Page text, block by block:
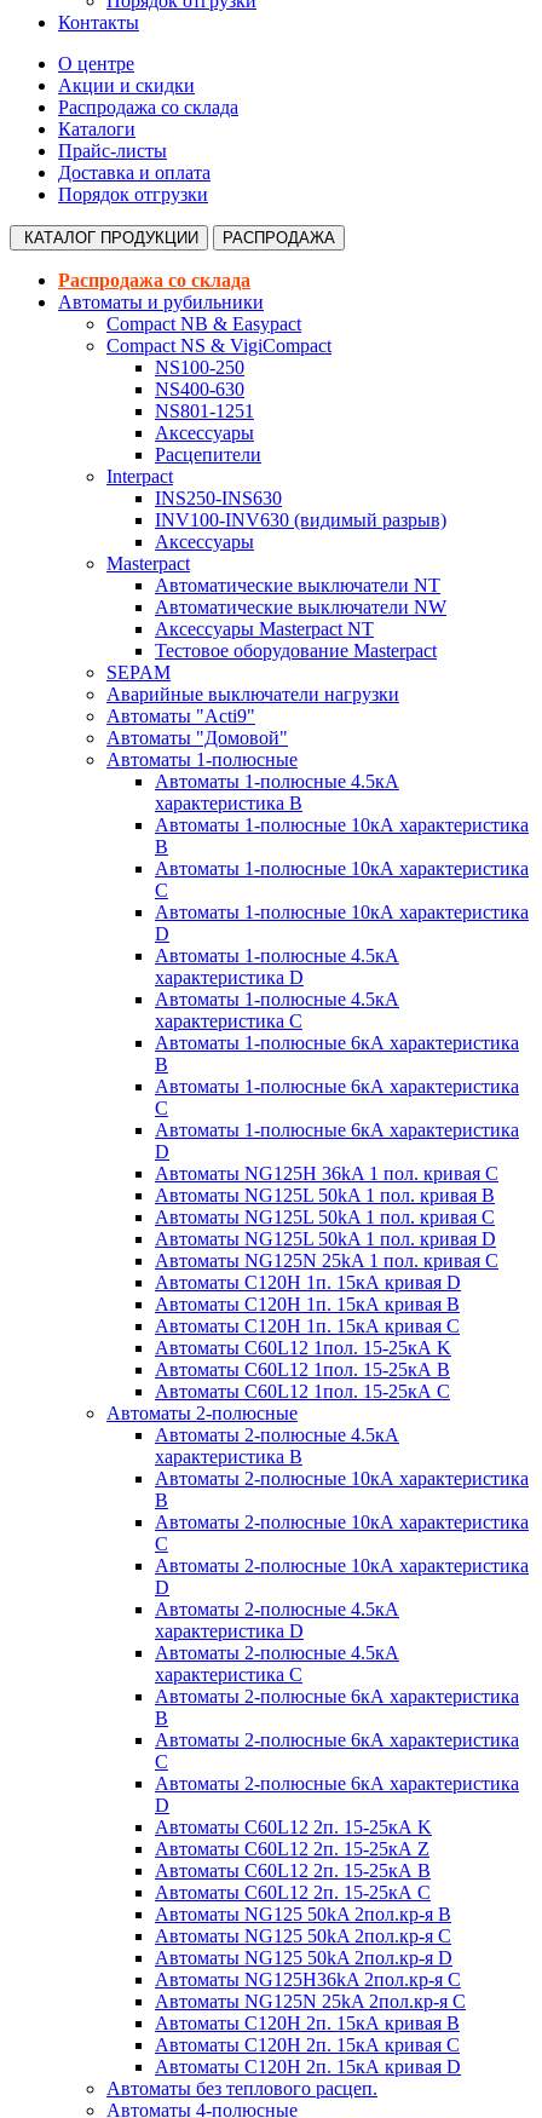
Контакты
О центре
Акции и скидки
Распродажа со склада
Каталоги
Прайс-листы
Доставка и оплата
Порядок отгрузки
КАТАЛОГ ПРОДУКЦИИ РАСПРОДАЖА
Распродажа со склада
Автоматы и рубильники
Compact NB & Easypact
Compact NS & VigiCompact
NS100-250
NS400-630
NS801-1251
Аксессуары
Расцепители
Interpact
INS250-INS630
INV100-INV630 (видимый разрыв)
Аксессуары
Masterpact
Автоматические выключатели NT
Автоматические выключатели NW
Аксессуары Masterpact NT
Тестовое оборудование Masterpact
SEPAM
Аварийные выключатели нагрузки
Автоматы "Acti9"
Автоматы "Домовой"
Автоматы 1-полюсные
Автоматы 1-полюсные 4.5кА
характеристика В
Автоматы 1-полюсные 10кА характеристика
B
Автоматы 1-полюсные 10кА характеристика
C
Автоматы 1-полюсные 10кА характеристика
D
Автоматы 1-полюсные 4.5кА
характеристика D
Автоматы 1-полюсные 4.5кА
характеристика С
Автоматы 1-полюсные 6кА характеристика
B
Автоматы 1-полюсные 6кА характеристика
C
Автоматы 1-полюсные 6кА характеристика
D
Автоматы NG125H 36kA 1 пол. кривая C
Автоматы NG125L 50kA 1 пол. кривая B
Автоматы NG125L 50kA 1 пол. кривая C
Автоматы NG125L 50kA 1 пол. кривая D
Автоматы NG125N 25kA 1 пол. кривая C
Автоматы С120H 1п. 15кА кривая D
Автоматы С120H 1п. 15кА кривая В
Автоматы С120H 1п. 15кА кривая С
Автоматы С60L12 1пол. 15-25кА K
Автоматы С60L12 1пол. 15-25кА В
Автоматы С60L12 1пол. 15-25кА С
Автоматы 2-полюсные
Автоматы 2-полюсные 4.5кА
характеристика В
Автоматы 2-полюсные 10кА характеристика
B
Автоматы 2-полюсные 10кА характеристика
C
Автоматы 2-полюсные 10кА характеристика
D
Автоматы 2-полюсные 4.5кА
характеристика D
Автоматы 2-полюсные 4.5кА
характеристика С
Автоматы 2-полюсные 6кА характеристика
B
Автоматы 2-полюсные 6кА характеристика
C
Автоматы 2-полюсные 6кА характеристика
D
Автоматы C60L12 2п. 15-25кА K
Автоматы C60L12 2п. 15-25кА Z
Автоматы C60L12 2п. 15-25кА B
Автоматы C60L12 2п. 15-25кА C
Автоматы NG125 50kA 2пол.кр-я B
Автоматы NG125 50kA 2пол.кр-я C
Автоматы NG125 50kA 2пол.кр-я D
Автоматы NG125H36kA 2пол.кр-я C
Автоматы NG125N 25kA 2пол.кр-я C
Автоматы С120H 2п. 15кА кривая B
Автоматы С120H 2п. 15кА кривая C
Автоматы С120H 2п. 15кА кривая D
Автоматы без теплового расцеп.
Автоматы 4-полюсные